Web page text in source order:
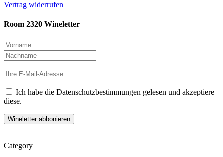
Vertrag widerrufen
Room 2320 Wineletter
Ich habe die Datenschutzbestimmungen gelesen und akzeptiere
diese.
Category